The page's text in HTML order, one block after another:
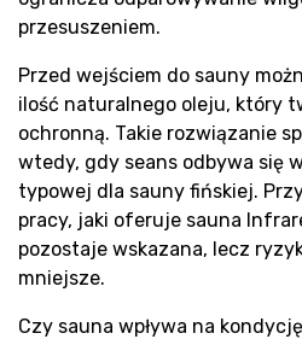
przesuszeniem.
Przed wejściem do sauny
ilość naturalnego oleju, który
ochronną. Takie rozwiązanie
wtedy, gdy seans odbywa się
typowej dla sauny fińskiej.
pracy, jaki oferuje sauna
pozostaje wskazana, lecz
mniejsze.
Czy sauna wpływa na